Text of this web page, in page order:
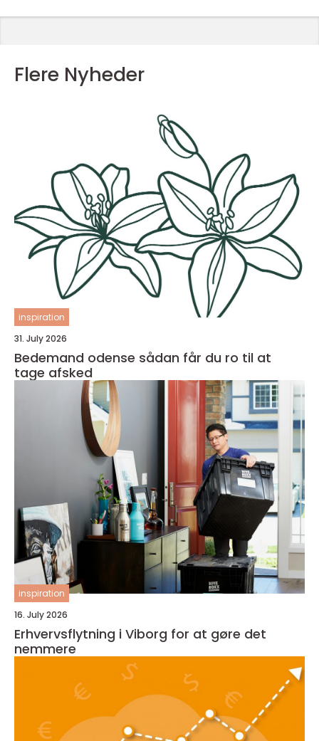
Flere Nyheder
inspiration
31. July 2026
Bedemand odense sådan får du ro til at
tage afsked
inspiration
16. July 2026
Erhvervsflytning i Viborg for at gøre det
nemmere